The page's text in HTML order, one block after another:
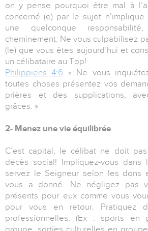
on y pense pourquoi être mal à
concerné (e) par le sujet
une quelconque
cheminement. Ne vous culpabilisez
(le) que vous êtes aujourd’hui et
un célibataire au Top!
Philippiens 4:6 « Ne vous
toutes choses présentez vos
prières et des supplications,
grâces. »
2- Menez une vie équilibrée
C’est capital, le célibat ne doit
décès social! Impliquez-vous dans
servez le Seigneur selon les dons
vous a donné. Ne négligez pas
présents pour eux comme vous
pour vous en retour. Pratiquez
professionnelles, (Ex : sports en